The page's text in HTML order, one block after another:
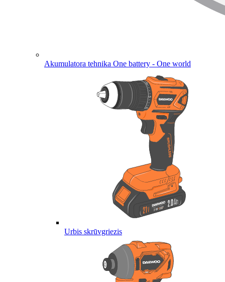
Akumulatora tehnika One battery - One world
Urbis skrūvgriezis